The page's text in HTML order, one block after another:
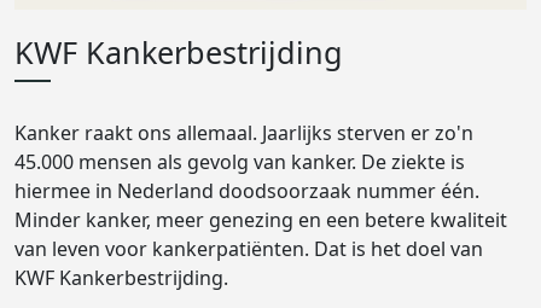
KWF Kankerbestrijding
Kanker raakt ons allemaal. Jaarlijks sterven er zo'n
45.000 mensen als gevolg van kanker. De ziekte is
hiermee in Nederland doodsoorzaak nummer één.
Minder kanker, meer genezing en een betere kwaliteit
van leven voor kankerpatiënten. Dat is het doel van
KWF Kankerbestrijding.